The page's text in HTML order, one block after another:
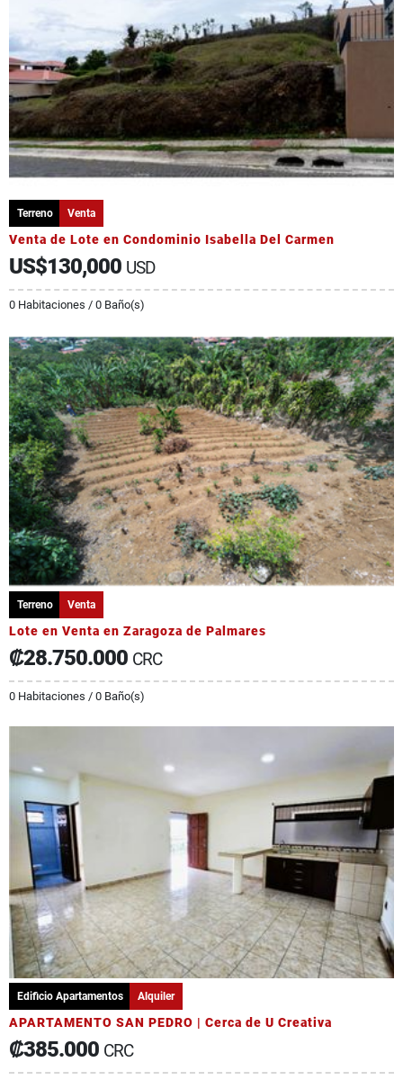
Terreno Venta
Venta de Lote en Condominio Isabella Del Carmen
US$130,000 USD
0 Habitaciones / 0 Baño(s)
Terreno Venta
Lote en Venta en Zaragoza de Palmares
₡28.750.000 CRC
0 Habitaciones / 0 Baño(s)
Edificio Apartamentos Alquiler
APARTAMENTO SAN PEDRO | Cerca de U Creativa
₡385.000 CRC